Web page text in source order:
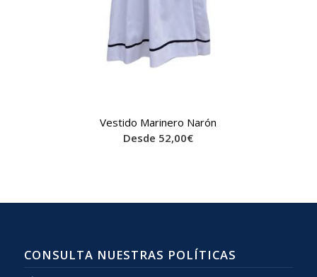
Vestido Marinero Narón
Desde 52,00€
CONSULTA NUESTRAS POLÍTICAS